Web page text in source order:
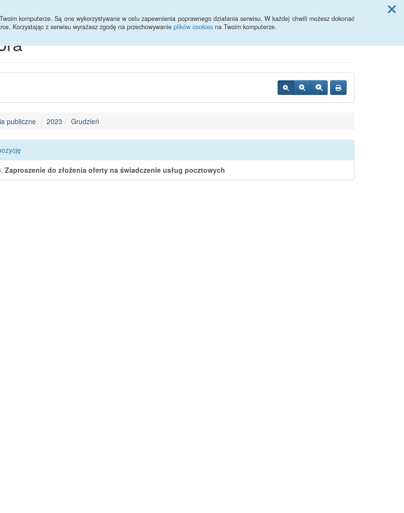
komputerze. Są one wykorzystywane w celu zapewnienia poprawnego działania serwisu. W każdej chwili możesz dokonać
Korzystając z serwisu wyrażasz zgodę na przechowywanie plików cookies na Twoim komputerze.
publiczne 2023 Grudzień
Zaproszenie do złożenia oferty na świadczenie usług pocztowych